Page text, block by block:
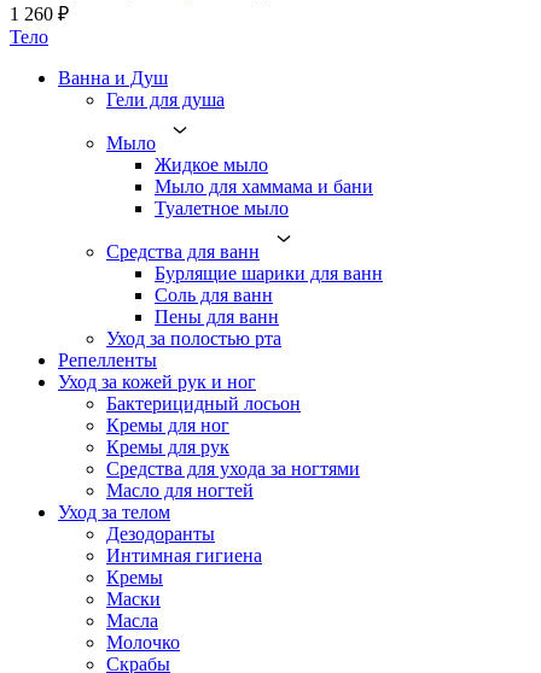
1 260 ₽
Тело
Ванна и Душ
Гели для душа
Мыло
Жидкое мыло
Мыло для хаммама и бани
Туалетное мыло
Средства для ванн
Бурлящие шарики для ванн
Соль для ванн
Пены для ванн
Уход за полостью рта
Репелленты
Уход за кожей рук и ног
Бактерицидный лосьон
Кремы для ног
Кремы для рук
Средства для ухода за ногтями
Масло для ногтей
Уход за телом
Дезодоранты
Интимная гигиена
Кремы
Маски
Масла
Молочко
Скрабы